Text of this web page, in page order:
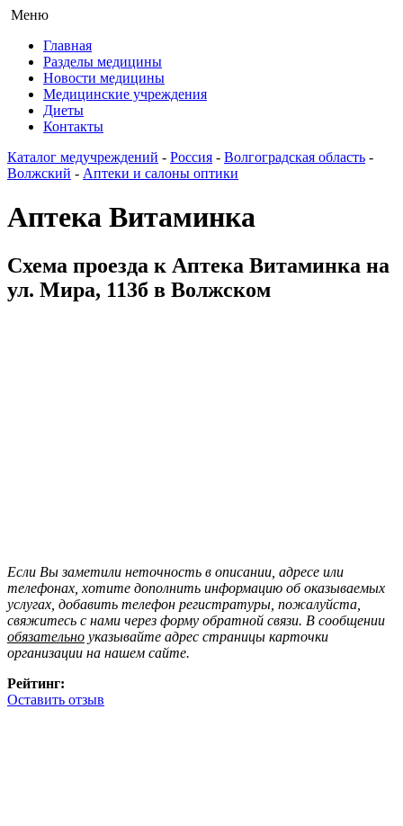
Меню
Главная
Разделы медицины
Новости медицины
Медицинские учреждения
Диеты
Контакты
Каталог медучреждений - Россия - Волгоградская область -
Волжский - Аптеки и салоны оптики
Аптека Витаминка
Схема проезда к Аптека Витаминка на
ул. Мира, 113б в Волжском
Если Вы заметили неточность в описании, адресе или
телефонах, хотите дополнить информацию об оказываемых
услугах, добавить телефон регистратуры, пожалуйста,
свяжитесь с нами через форму обратной связи. В сообщении
обязательно указывайте адрес страницы карточки
организации на нашем сайте.
Рейтинг:
Оставить отзыв